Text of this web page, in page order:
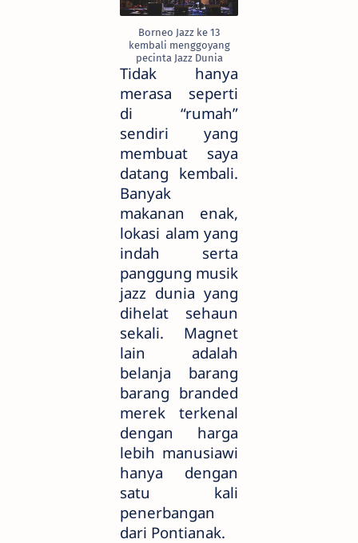
Borneo Jazz ke 13
kembali menggoyang
pecinta Jazz Dunia
Tidak hanya
merasa seperti
di “rumah”
sendiri yang
membuat saya
datang kembali.
Banyak
makanan enak,
lokasi alam yang
indah serta
panggung musik
jazz dunia yang
dihelat sehaun
sekali. Magnet
lain adalah
belanja barang
barang branded
merek terkenal
dengan harga
lebih manusiawi
hanya dengan
satu kali
penerbangan
dari Pontianak.